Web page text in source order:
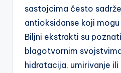
sastojcima često
antioksidanse koji
Biljni ekstrakti su
blagotvornim
hidratacija, umirivanje